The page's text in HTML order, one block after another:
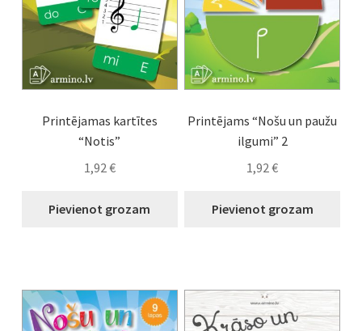
Printējamas kartītes
“Notis”
1,92€
Pievienot grozam
Printējams “Nošu un paužu
ilgumi” 2
1,92€
Pievienot grozam